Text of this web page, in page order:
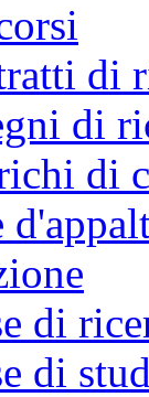
di
di
di
di
di